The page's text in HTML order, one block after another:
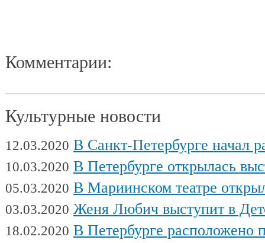
Комментарии:
Культурные новости
12.03.2020 В Санкт-Петербурге начал работу
10.03.2020 В Петербурге открылась выставка
05.03.2020 В Мариинском театре открылся
03.03.2020 Женя Любич выступит в Детском театре
18.02.2020 В Петербурге расположено